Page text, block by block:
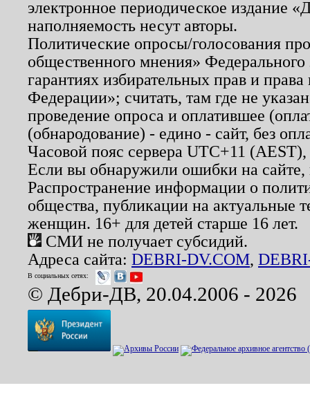
электронное периодическое издание
наполняемость несут авторы.
Политические опросы/голосования
общественного мнения»
гарантиях избирательных прав и
Федерации»; считать, там где не
проведение опроса и оплатившее
(обнародование) - едино - сайт, без
Часовой пояс сервера UTC+11
Если вы обнаружили ошибки на
Распространение информации о
общества, публикации на актуальные
женщин. 16+ для детей старше 16 лет.
СМИ не получает субсидий.
Адреса сайта: DEBRI-DV.COM,
В социальных сетях:
© Дебри-ДВ, 20.04.2006 - 2026